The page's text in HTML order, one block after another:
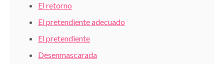
El retorno
El pretendiente adecuado
El pretendiente
Desenmascarada